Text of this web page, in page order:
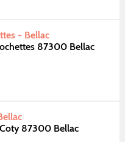
- Bellac
87300 Bellac
87300 Bellac